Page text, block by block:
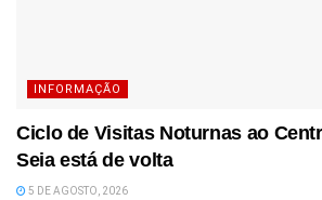
INFORMAÇÃO
Ciclo de Visitas Noturnas ao
Seia está de volta
5 DE AGOSTO, 2026